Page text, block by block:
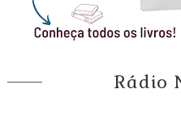
Rádio